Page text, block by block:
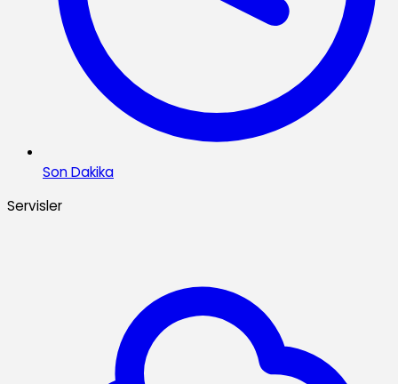
Son Dakika
Servisler